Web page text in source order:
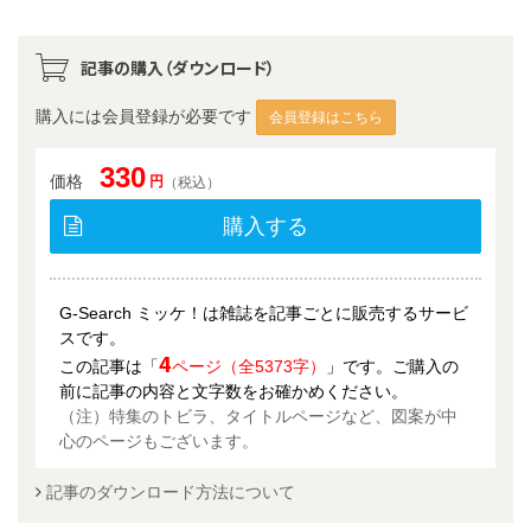
記事の購入（ダウンロード）
購入には会員登録が必要です 会員登録はこちら
価格 330 円 （税込）
購入する
G-Search ミッケ！は雑誌を記事ごとに販売するサービ
スです。
この記事は「4ページ（全5373字）
」です。ご購入の
前に記事の内容と文字数をお確かめください。
（注）特集のトビラ、タイトルページなど、図案が中
心のページもございます。
記事のダウンロード方法について